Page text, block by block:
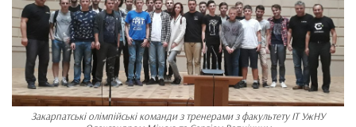
Закарпатські олімпійські команди з тренерами з факультету ІТ УжНУ